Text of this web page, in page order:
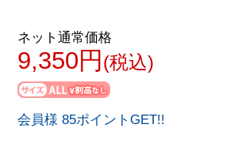
ネット通常価格
9,350円 (税込)
会員様 85ポイントGET!!